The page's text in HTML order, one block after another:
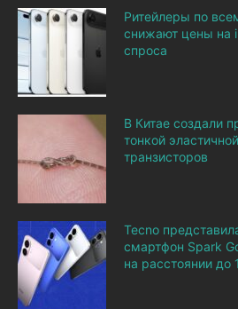
Ритейлеры по
снижают цены на
спроса
В Китае создали
тонкой
транзисторов
Tecno
смартфон Spark
на расстоянии до